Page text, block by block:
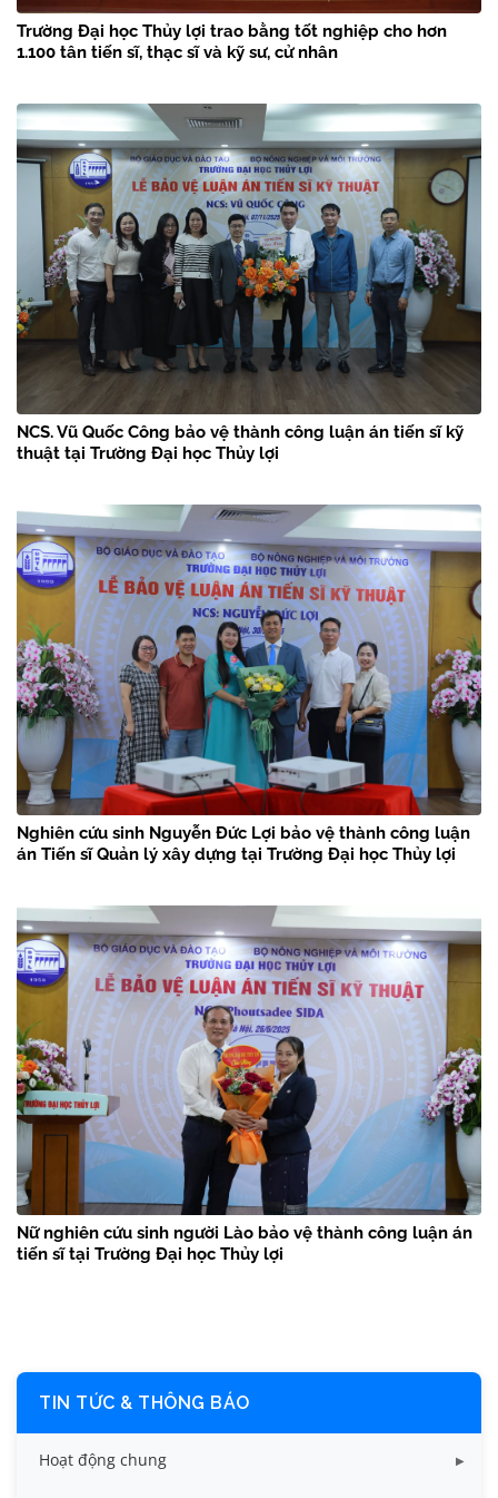
Trường Đại học Thủy lợi trao bằng tốt nghiệp cho hơn
1.100 tân tiến sĩ, thạc sĩ và kỹ sư, cử nhân
NCS. Vũ Quốc Công bảo vệ thành công luận án tiến sĩ kỹ
thuật tại Trường Đại học Thủy lợi
Nghiên cứu sinh Nguyễn Đức Lợi bảo vệ thành công luận
án Tiến sĩ Quản lý xây dựng tại Trường Đại học Thủy lợi
Nữ nghiên cứu sinh người Lào bảo vệ thành công luận án
tiến sĩ tại Trường Đại học Thủy lợi
TIN TỨC & THÔNG BÁO
Hoạt động chung